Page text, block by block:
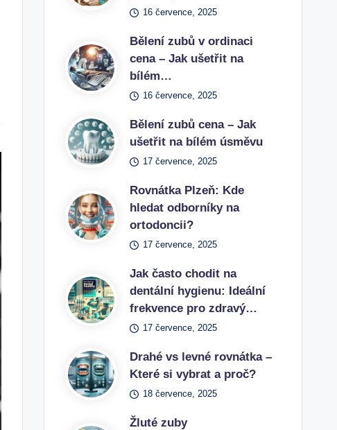
16 července, 2025
Bělení zubů v ordinaci
cena – Jak ušetřit na
bílém…
16 července, 2025
Bělení zubů cena – Jak
ušetřit na bílém úsměvu
17 července, 2025
Rovnátka Plzeň: Kde
hledat odborníky na
ortodoncii?
17 července, 2025
Jak často chodit na
dentální hygienu: Ideální
frekvence pro zdravý…
17 července, 2025
Drahé vs levné rovnátka –
Které si vybrat a proč?
18 července, 2025
Žluté zuby